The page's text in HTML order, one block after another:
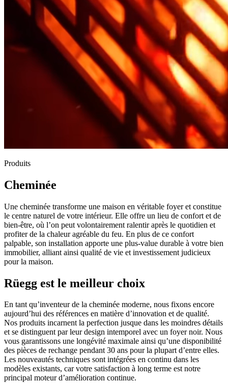
Produits
Cheminée
Une cheminée transforme une maison en véritable foyer et constitue
le centre naturel de votre intérieur. Elle offre un lieu de confort et de
bien-être, où l’on peut volontairement ralentir après le quotidien et
profiter de la chaleur agréable du feu. En plus de ce confort
palpable, son installation apporte une plus-value durable à votre bien
immobilier, alliant ainsi qualité de vie et investissement judicieux
pour la maison.
Rüegg est le meilleur choix
En tant qu’inventeur de la cheminée moderne, nous fixons encore
aujourd’hui des références en matière d’innovation et de qualité.
Nos produits incarnent la perfection jusque dans les moindres détails
et se distinguent par leur design intemporel avec un foyer noir. Nous
vous garantissons une longévité maximale ainsi qu’une disponibilité
des pièces de rechange pendant 30 ans pour la plupart d’entre elles.
Les nouveautés techniques sont intégrées en continu dans les
modèles existants, car votre satisfaction à long terme est notre
principal moteur d’amélioration continue.